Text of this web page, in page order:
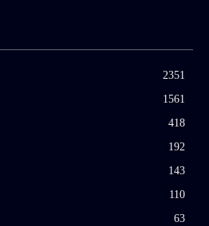
2351
1561
418
192
143
110
63